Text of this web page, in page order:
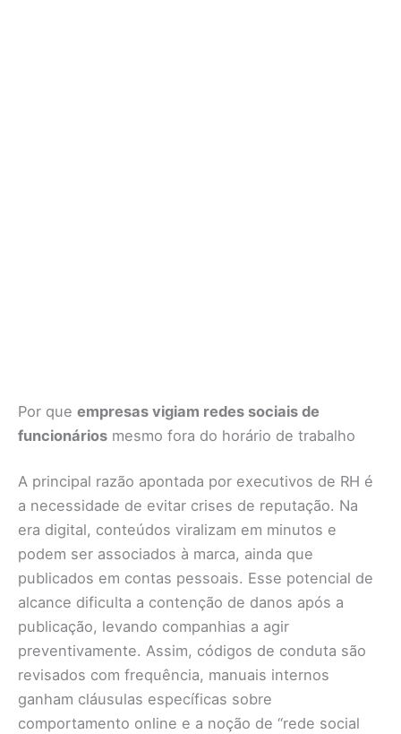
Por que empresas vigiam redes sociais de
funcionários mesmo fora do horário de trabalho
A principal razão apontada por executivos de RH é
a necessidade de evitar crises de reputação. Na
era digital, conteúdos viralizam em minutos e
podem ser associados à marca, ainda que
publicados em contas pessoais. Esse potencial de
alcance dificulta a contenção de danos após a
publicação, levando companhias a agir
preventivamente. Assim, códigos de conduta são
revisados com frequência, manuais internos
ganham cláusulas específicas sobre
comportamento online e a noção de “rede social